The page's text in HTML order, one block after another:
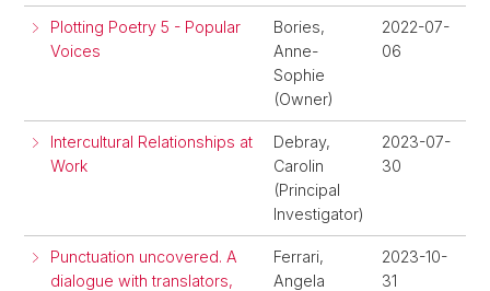
Plotting Poetry 5 - Popular
Voices
Bories,
Anne-
Sophie
(Owner)
2022-07-
06
Intercultural Relationships at
Work
Debray,
Carolin
(Principal
Investigator)
2023-07-
30
Punctuation uncovered. A
dialogue with translators,
Ferrari,
Angela
2023-10-
31